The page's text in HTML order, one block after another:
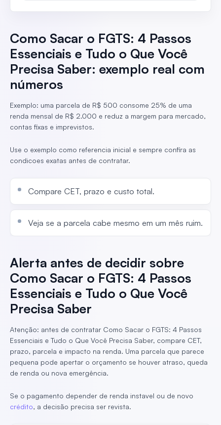
Como Sacar o FGTS: 4 Passos
Essenciais e Tudo o Que Você
Precisa Saber: exemplo real com
números
Exemplo: uma parcela de R$ 500 consome 25% de uma
renda mensal de R$ 2.000 e reduz a margem para mercado,
contas fixas e imprevistos.
Use o exemplo como referencia inicial e sempre confira as
condicoes exatas antes de contratar.
Compare CET, prazo e custo total.
Veja se a parcela cabe mesmo em um mês ruim.
Alerta antes de decidir sobre
Como Sacar o FGTS: 4 Passos
Essenciais e Tudo o Que Você
Precisa Saber
Atenção: antes de contratar Como Sacar o FGTS: 4 Passos
Essenciais e Tudo o Que Você Precisa Saber, compare CET,
prazo, parcela e impacto na renda. Uma parcela que parece
pequena pode apertar o orçamento se houver atraso, queda
de renda ou nova emergência.
Se o pagamento depender de renda instavel ou de novo
crédito, a decisão precisa ser revista.